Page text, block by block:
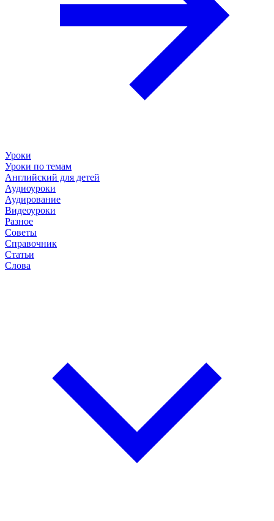
Уроки
Уроки по темам
Английский для детей
Аудиоуроки
Аудирование
Видеоуроки
Разное
Советы
Справочник
Статьи
Слова